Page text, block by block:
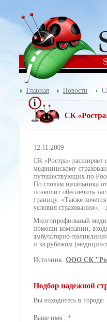
Главная Новости
CК
12.11.2009
СК «Ростра»
медицинскому
путешествующих по
По словам начальника
позволит обеспечить
границу. «Также
условия страхования», -
Многопрофильный
помощи компании,
амбулаторно-
и за рубежом
Источник: ООО СК
Подбор надежной
Вы находитесь в городе:
Ваше имя : *